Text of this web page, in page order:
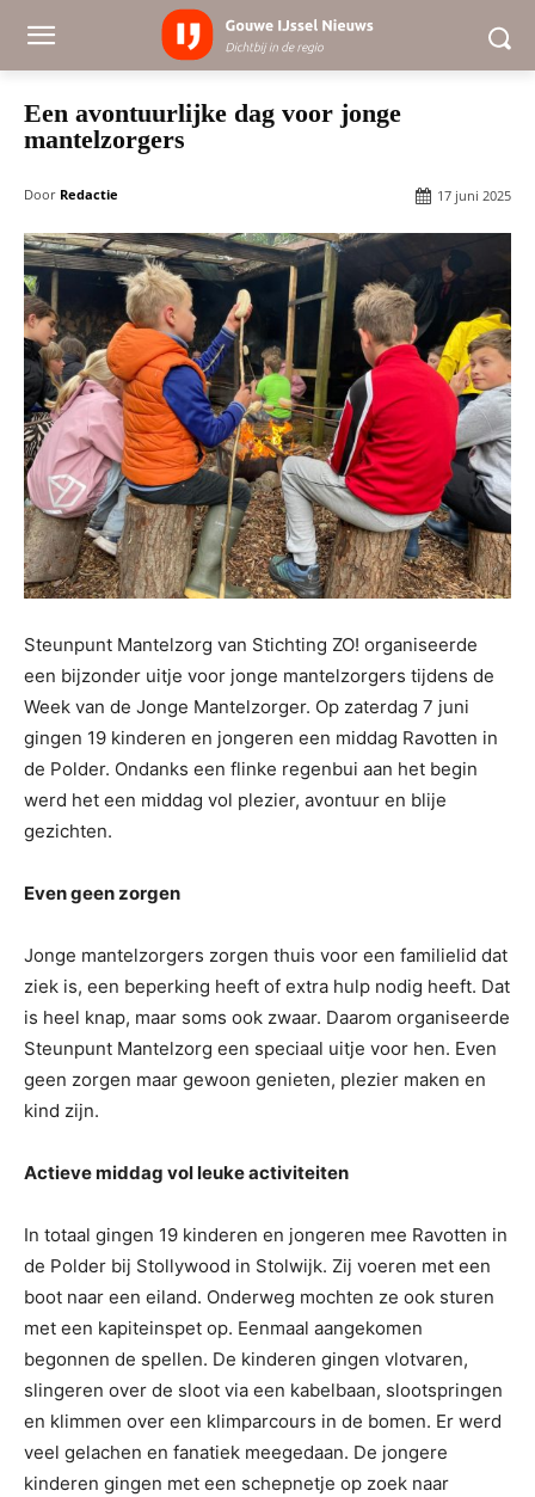
Een avontuurlijke dag voor jonge
mantelzorgers
Door Redactie 17 juni 2025
Steunpunt Mantelzorg van Stichting ZO! organiseerde
een bijzonder uitje voor jonge mantelzorgers tijdens de
Week van de Jonge Mantelzorger. Op zaterdag 7 juni
gingen 19 kinderen en jongeren een middag Ravotten in
de Polder. Ondanks een flinke regenbui aan het begin
werd het een middag vol plezier, avontuur en blije
gezichten.
Even geen zorgen
Jonge mantelzorgers zorgen thuis voor een familielid dat
ziek is, een beperking heeft of extra hulp nodig heeft. Dat
is heel knap, maar soms ook zwaar. Daarom organiseerde
Steunpunt Mantelzorg een speciaal uitje voor hen. Even
geen zorgen maar gewoon genieten, plezier maken en
kind zijn.
Actieve middag vol leuke activiteiten
In totaal gingen 19 kinderen en jongeren mee Ravotten in
de Polder bij Stollywood in Stolwijk. Zij voeren met een
boot naar een eiland. Onderweg mochten ze ook sturen
met een kapiteinspet op. Eenmaal aangekomen
begonnen de spellen. De kinderen gingen vlotvaren,
slingeren over de sloot via een kabelbaan, slootspringen
en klimmen over een klimparcours in de bomen. Er werd
veel gelachen en fanatiek meegedaan. De jongere
kinderen gingen met een schepnetje op zoek naar